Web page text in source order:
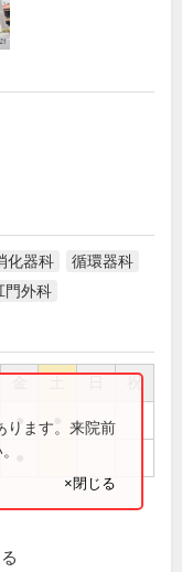
化器科
循環器科
門外科
祝
●
ります。来院前
×閉じる